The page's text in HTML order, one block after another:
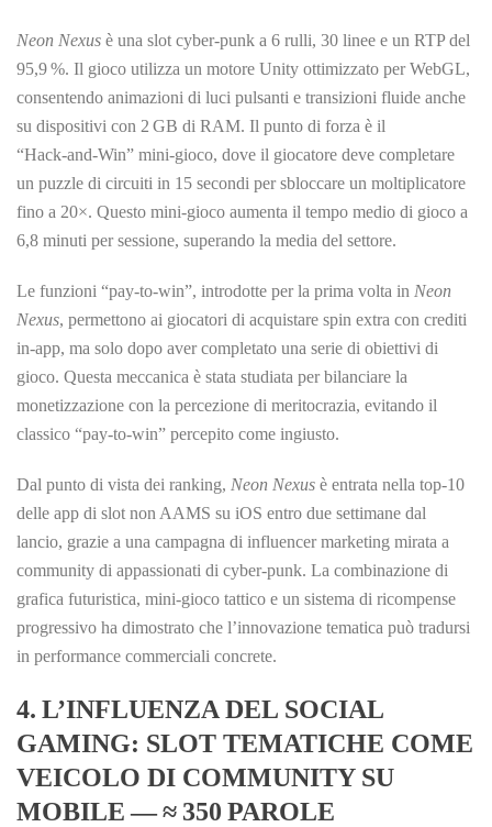
Neon Nexus è una slot cyber‑punk a 6 rulli, 30 linee e un RTP del
95,9 %. Il gioco utilizza un motore Unity ottimizzato per WebGL,
consentendo animazioni di luci pulsanti e transizioni fluide anche
su dispositivi con 2 GB di RAM. Il punto di forza è il
“Hack‑and‑Win” mini‑gioco, dove il giocatore deve completare
un puzzle di circuiti in 15 secondi per sbloccare un moltiplicatore
fino a 20×. Questo mini‑gioco aumenta il tempo medio di gioco a
6,8 minuti per sessione, superando la media del settore.
Le funzioni “pay‑to‑win”, introdotte per la prima volta in Neon
Nexus, permettono ai giocatori di acquistare spin extra con crediti
in‑app, ma solo dopo aver completato una serie di obiettivi di
gioco. Questa meccanica è stata studiata per bilanciare la
monetizzazione con la percezione di meritocrazia, evitando il
classico “pay‑to‑win” percepito come ingiusto.
Dal punto di vista dei ranking, Neon Nexus è entrata nella top‑10
delle app di slot non AAMS su iOS entro due settimane dal
lancio, grazie a una campagna di influencer marketing mirata a
community di appassionati di cyber‑punk. La combinazione di
grafica futuristica, mini‑gioco tattico e un sistema di ricompense
progressivo ha dimostrato che l’innovazione tematica può tradursi
in performance commerciali concrete.
4. L’INFLUENZA DEL SOCIAL
GAMING: SLOT TEMATICHE COME
VEICOLO DI COMMUNITY SU
MOBILE — ≈ 350 PAROLE